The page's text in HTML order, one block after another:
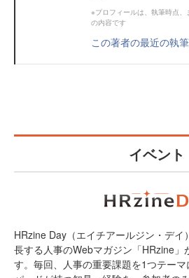
※プロフィールは、執筆時点
の内容です
この著者の最近の執
イベント
HRzine Day（エイチアールジン・デ
長する人事のWebマガジン「HRzine」
す。毎回、人事の重要課題を1つテー